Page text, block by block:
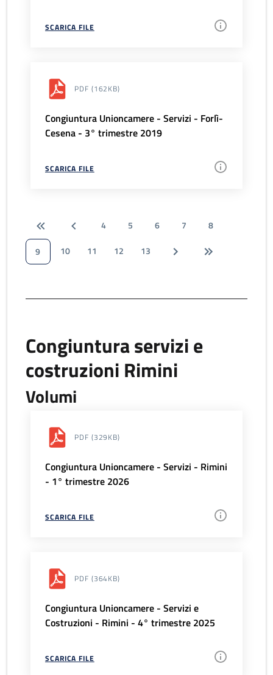
SCARICA FILE
PDF (162KB)
Congiuntura Unioncamere - Servizi - Forlì-
Cesena - 3° trimestre 2019
SCARICA FILE
4 5 6 7
8
9
10 11 12 13
Congiuntura servizi e
costruzioni Rimini
Volumi
PDF (329KB)
Congiuntura Unioncamere - Servizi - Rimini
- 1° trimestre 2026
SCARICA FILE
PDF (364KB)
Congiuntura Unioncamere - Servizi e
Costruzioni - Rimini - 4° trimestre 2025
SCARICA FILE